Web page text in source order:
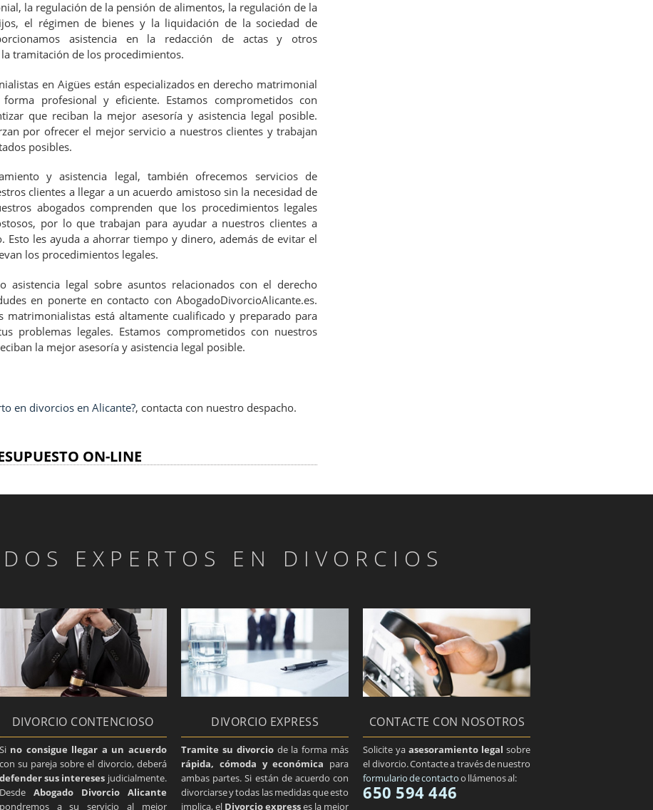
la regulación de la pensión de alimentos, la regulación de la
el régimen de bienes y la liquidación de la sociedad de
asistencia en la redacción de actas y otros
tramitación de los procedimientos.
en Aigües están especializados en derecho matrimonial
profesional y eficiente. Estamos comprometidos con
que reciban la mejor asesoría y asistencia legal posible.
por ofrecer el mejor servicio a nuestros clientes y trabajan
posibles.
y asistencia legal, también ofrecemos servicios de
clientes a llegar a un acuerdo amistoso sin la necesidad de
abogados comprenden que los procedimientos legales
por lo que trabajan para ayudar a nuestros clientes a
Esto les ayuda a ahorrar tiempo y dinero, además de evitar el
los procedimientos legales.
asistencia legal sobre asuntos relacionados con el derecho
en ponerte en contacto con AbogadoDivorcioAlicante.es.
matrimonialistas está altamente cualificado y preparado para
problemas legales. Estamos comprometidos con nuestros
la mejor asesoría y asistencia legal posible.
en divorcios en Alicante?, contacta con nuestro despacho.
ON-LINE
EXPERTOS EN DIVORCIOS
DIVORCIO CONTENCIOSO
Si no consigue llegar a un acuerdo
con su pareja sobre el divorcio, deberá
defender sus intereses judicialmente.
Desde Abogado Divorcio Alicante
pondremos a su servicio al mejor
DIVORCIO EXPRESS
Tramite su divorciode la forma más
rápida, cómoda y económica para
ambas partes. Si están de acuerdo con
divorciarse y todas las medidas que esto
implica, el Divorcio expresses la mejor
CONTACTE CON NOSOTROS
Solicite yaasesoramiento legal sobre
el divorcio. Contacte a través de nuestro
formulario de contactoo llámenos al:
650 594 446